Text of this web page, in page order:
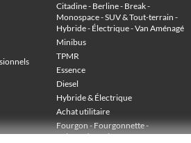
Citadine - Berline - Break -
Monospace - SUV & Tout-terrain -
Hybride - Électrique - Van Aménagé
Minibus
TPMR
Essence
Diesel
Hybride & Électrique
Achat utilitaire
Fourgon - Fourgonnette -
Voiture de société -